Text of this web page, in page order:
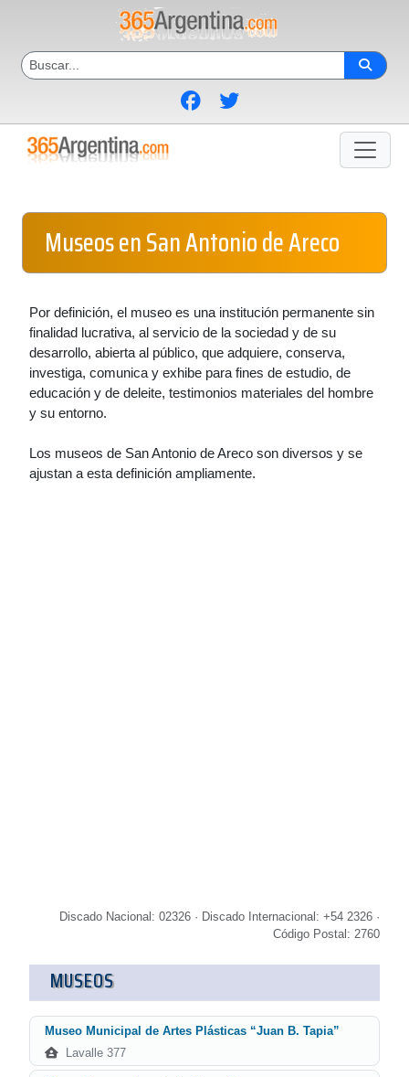
Museos en San Antonio de Areco
Por definición, el museo es una institución permanente sin
finalidad lucrativa, al servicio de la sociedad y de su
desarrollo, abierta al público, que adquiere, conserva,
investiga, comunica y exhibe para fines de estudio, de
educación y de deleite, testimonios materiales del hombre
y su entorno.
Los museos de San Antonio de Areco son diversos y se
ajustan a esta definición ampliamente.
Discado Nacional: 02326 · Discado Internacional: +54 2326 ·
Código Postal: 2760
MUSEOS
Museo Municipal de Artes Plásticas “Juan B. Tapia”
Lavalle 377